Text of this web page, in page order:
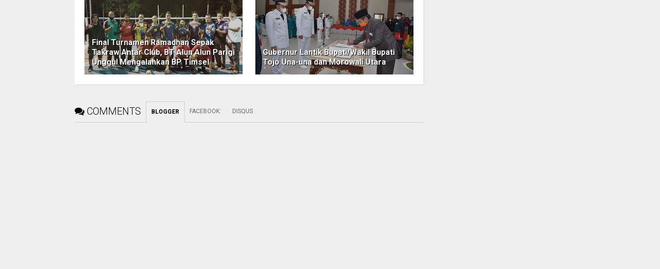
Final Turnamen Ramadhan Sepak
Takraw Antar Club, BT Alun Alun Parigi
Unggul Mengalahkan BP Timsel
Gubernur Lantik Bupati/Wakil Bupati
Tojo Una-una dan Morowali Utara
COMMENTS BLOGGER FACEBOOK: DISQUS